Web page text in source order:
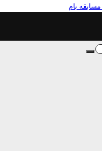
مسابقه بام